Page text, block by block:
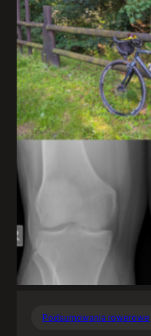
Podsumowania rowerowe